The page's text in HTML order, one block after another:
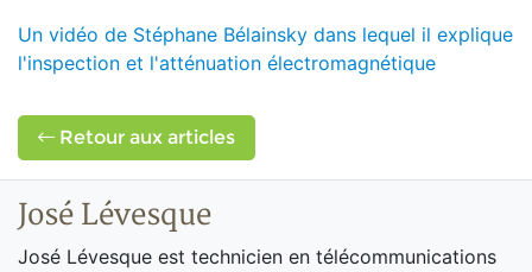
Un vidéo de Stéphane Bélainsky dans lequel il explique
l'inspection et l'atténuation électromagnétique
Retour aux articles
José Lévesque
José Lévesque est technicien en télécommunications